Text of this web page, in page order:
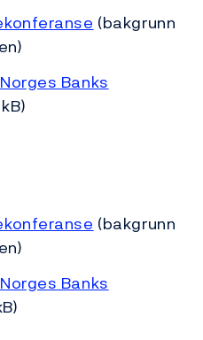
(bakgrunn
Banks
(bakgrunn
Banks